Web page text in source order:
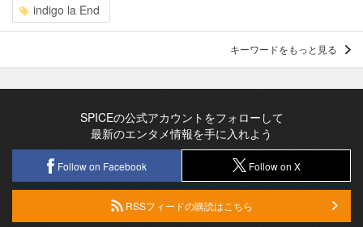
indigo la End
キーワードをもっと見る
SPICEの公式アカウントをフォローして
最新のエンタメ情報を手に入れよう
Follow on Facebook Follow on X
RSSフィードの購読はこちら